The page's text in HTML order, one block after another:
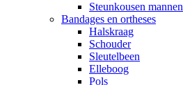
Steunkousen mannen
Bandages en ortheses
Halskraag
Schouder
Sleutelbeen
Elleboog
Pols